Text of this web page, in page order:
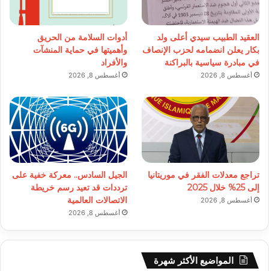
العقيد الطبيب سيدي أعلى ولد
بكار يعلن انضمامه لحزب الإنصاف
في مبادرة سياسية بالبراكنة
أغسطس 8, 2026
أدوات السلامة من الحريق
وأهميتها في حماية المنشآت
والأفراد
أغسطس 8, 2026
تراجع معدلات الفقر في موريتانيا
إلى 25% خلال 2025
أغسطس 8, 2026
الجيل السادس.. معركة خفية على
ترددات قد تعيد رسم خريطة
الاتصالات العالمية
أغسطس 8, 2026
المواضيع الأكثر شهرة